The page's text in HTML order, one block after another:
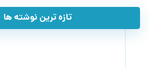
تازه ترین نوشته ها